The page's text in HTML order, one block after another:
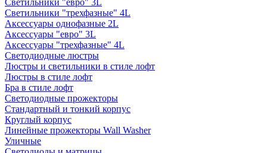
Светильники "евро" 3L
Светильники "трехфазные" 4L
Аксессуары однофазные 2L
Аксессуары "евро" 3L
Аксессуары "трехфазные" 4L
Светодиодные люстры
Люстры и светильники в стиле лофт
Люстры в стиле лофт
Бра в стиле лофт
Светодиодные прожекторы
Стандартный и тонкий корпус
Круглый корпус
Линейные прожекторы Wall Washer
Уличные